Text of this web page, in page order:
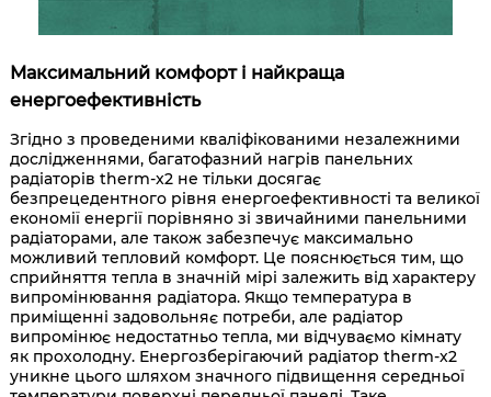
Максимальний комфорт і найкраща
енергоефективність
Згідно з проведеними кваліфікованими незалежними
дослідженнями, багатофазний нагрів панельних
радіаторів therm-x2 не тільки досягає
безпрецедентного рівня енергоефективності та великої
економії енергії порівняно зі звичайними панельними
радіаторами, але також забезпечує максимально
можливий тепловий комфорт. Це пояснюється тим, що
сприйняття тепла в значній мірі залежить від характеру
випромінювання радіатора. Якщо температура в
приміщенні задовольняє потреби, але радіатор
випромінює недостатньо тепла, ми відчуваємо кімнату
як прохолодну. Енергозберігаючий радіатор therm-x2
уникне цього шляхом значного підвищення середньої